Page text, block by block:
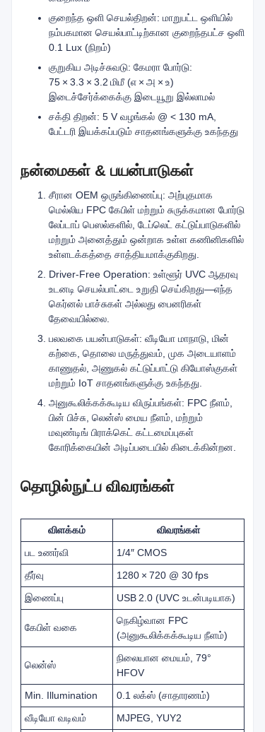
குறைந்த ஒளி செயல்திறன்: மாறுபட்ட ஒளியில்
நம்பகமான செயல்பாட்டிற்கான குறைந்தபட்ச ஒளி
0.1 Lux (நிறம்)
குறுகிய அடிச்சுவடு: கேமரா போர்டு:
75 × 3.3 × 3.2 மிமீ (எ × அ × உ)
இடைச்சேர்க்கைக்கு இடையூறு இல்லாமல்
சக்தி திறன்: 5 V வழங்கல் @ < 130 mA,
பேட்டரி இயக்கப்படும் சாதனங்களுக்கு உகந்தது
நன்மைகள் & பயன்பாடுகள்
சீரான OEM ஒருங்கிணைப்பு: அற்புதமாக
மெல்லிய FPC கேபிள் மற்றும் சுருக்கமான போர்டு
லேப்டாப் பெஸல்களில், டேப்லெட் கட்டுப்பாடுகளில்
மற்றும் அனைத்தும் ஒன்றாக உள்ள கணினிகளில்
உள்ளடக்கத்தை சாத்தியமாக்குகிறது.
Driver‑Free Operation: உள்ளூர் UVC ஆதரவு
உடனடி செயல்பாட்டை உறுதி செய்கிறது—எந்த
கெர்னல் பாச்சுகள் அல்லது பைனரிகள்
தேவையில்லை.
பலவகை பயன்பாடுகள்: வீடியோ மாநாடு, மின்
கற்கை, தொலை மருத்துவம், முக அடையாளம்
காணுதல், அணுகல் கட்டுப்பாட்டு கியோஸ்குகள்
மற்றும் IoT சாதனங்களுக்கு உகந்தது.
அனுகூலிக்கக்கூடிய விருப்பங்கள்: FPC நீளம்,
பின் பிச்சு, லென்ஸ் மைய நீளம், மற்றும்
மவுண்டிங் பிராக்கெட் கட்டமைப்புகள்
கோரிக்கையின் அடிப்படையில் கிடைக்கின்றன.
தொழில்நுட்ப விவரங்கள்
விளக்கம்
விவரங்கள்
பட உணர்வி
1/4″ CMOS
தீர்வு
1280 × 720 @ 30 fps
இணைப்பு
USB 2.0 (UVC உடன்படியாக)
கேபிள் வகை
நெகிழ்வான FPC
(அனுகூலிக்கக்கூடிய நீளம்)
லென்ஸ்
நிலையான மையம், 79°
HFOV
Min. Illumination
0.1 லக்ஸ் (சாதாரணம்)
வீடியோ வடிவம்
MJPEG, YUY2